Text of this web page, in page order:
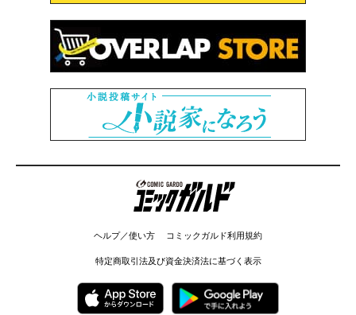
コミックガルド
ヘルプ／使い方 コミックガルド利用規約
特定商取引法及び資金決済法に基づく表示